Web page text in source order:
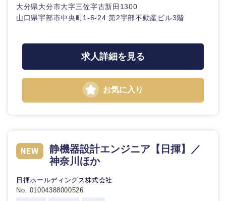
大分県大分市大字三佐字古新田1300
山口県宇部市中央町1-6-24 第2宇部不動産ビル3階
求人詳細を見る
お気に入り
静機器設計エンジニア【日揮】／
神奈川ほか
日揮ホールディングス株式会社
No. 01004388000526